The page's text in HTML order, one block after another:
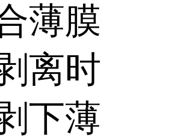
薄膜
离时
下薄